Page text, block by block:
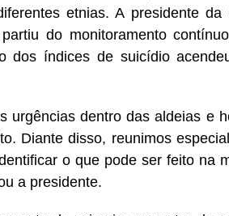
etnias. A presidente da
do monitoramento
dos índices de suicídio
urgências dentro das aldeias e
Diante disso, reunimos
o que pode ser feito na
a presidente.